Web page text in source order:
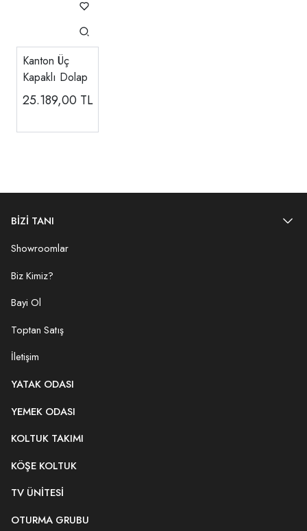
Kanton Üç
Kapaklı Dolap
25.189,00 TL
BİZİ TANI
Showroomlar
Biz Kimiz?
Bayi Ol
Toptan Satış
İletişim
YATAK ODASI
YEMEK ODASI
KOLTUK TAKIMI
KÖŞE KOLTUK
TV ÜNITESI
OTURMA GRUBU